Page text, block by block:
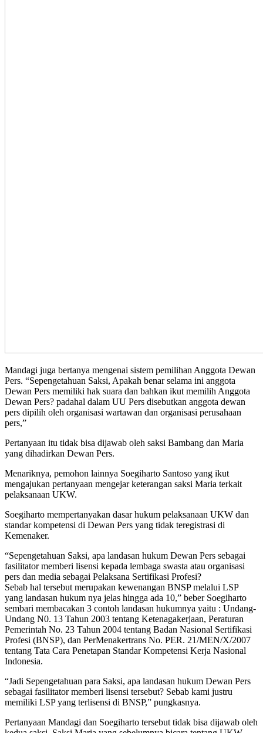
Mandagi juga bertanya mengenai sistem pemilihan Anggota Dewan
Pers. “Sepengetahuan Saksi, Apakah benar selama ini anggota
Dewan Pers memiliki hak suara dan bahkan ikut memilih Anggota
Dewan Pers? padahal dalam UU Pers disebutkan anggota dewan
pers dipilih oleh organisasi wartawan dan organisasi perusahaan
pers,”
Pertanyaan itu tidak bisa dijawab oleh saksi Bambang dan Maria
yang dihadirkan Dewan Pers.
Menariknya, pemohon lainnya Soegiharto Santoso yang ikut
mengajukan pertanyaan mengejar keterangan saksi Maria terkait
pelaksanaan UKW.
Soegiharto mempertanyakan dasar hukum pelaksanaan UKW dan
standar kompetensi di Dewan Pers yang tidak teregistrasi di
Kemenaker.
“Sepengetahuan Saksi, apa landasan hukum Dewan Pers sebagai
fasilitator memberi lisensi kepada lembaga swasta atau organisasi
pers dan media sebagai Pelaksana Sertifikasi Profesi?
Sebab hal tersebut merupakan kewenangan BNSP melalui LSP
yang landasan hukum nya jelas hingga ada 10,” beber Soegiharto
sembari membacakan 3 contoh landasan hukumnya yaitu : Undang-
Undang N0. 13 Tahun 2003 tentang Ketenagakerjaan, Peraturan
Pemerintah No. 23 Tahun 2004 tentang Badan Nasional Sertifikasi
Profesi (BNSP), dan PerMenakertrans No. PER. 21/MEN/X/2007
tentang Tata Cara Penetapan Standar Kompetensi Kerja Nasional
Indonesia.
“Jadi Sepengetahuan para Saksi, apa landasan hukum Dewan Pers
sebagai fasilitator memberi lisensi tersebut? Sebab kami justru
memiliki LSP yang terlisensi di BNSP,” pungkasnya.
Pertanyaan Mandagi dan Soegiharto tersebut tidak bisa dijawab oleh